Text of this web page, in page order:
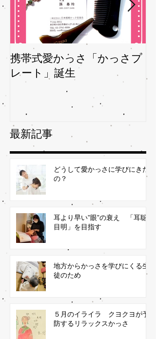
携帯式愛かっさ「かっさプ
レート」誕生
最新記事
どうして愛かっさに学びにきた
の？
耳より早い”眼”の衰え 「耳聡
目明」を目指す
地方からかっさを学びにくる生
徒のため
５月のイライラ クヨクヨが予
防するリラックスかっさ